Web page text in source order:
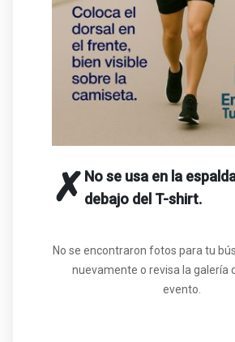
✗ No se usa en la
debajo del T-shirt.
No se encontraron fotos para tu
nuevamente o revisa la galería
evento.